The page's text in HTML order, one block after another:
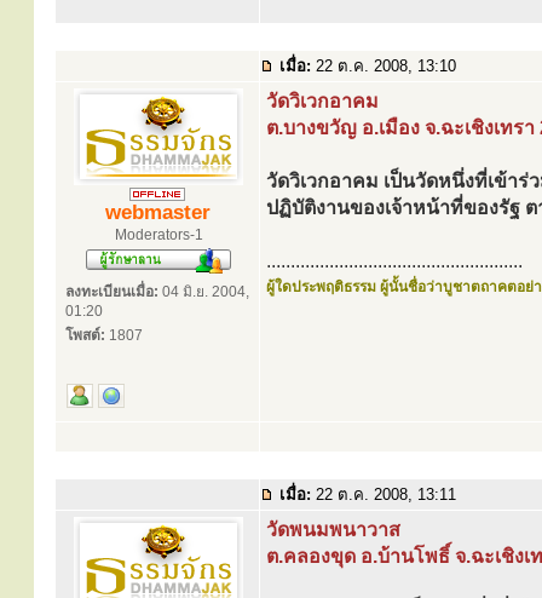
เมื่อ: 22 ต.ค. 2008, 13:10
webmaster
Moderators-1
ลงทะเบียนเมื่อ: 04 มิ.ย. 2004,
01:20
โพสต์: 1807
วัดวิเวกอาคม
ต.บางขวัญ อ.เมือง จ.ฉะเชิงเทรา
วัดวิเวกอาคม เป็นวัดหนึ่งที่เข้า
ปฏิบัติงานของเจ้าหน้าที่ของรัฐ
.....................................................
ผู้ใดประพฤติธรรม ผู้นั้นชื่อว่าบูชาตถาคตอย่า
เมื่อ: 22 ต.ค. 2008, 13:11
วัดพนมพนาวาส
ต.คลองขุด อ.บ้านโพธิ์ จ.ฉะเชิงเ